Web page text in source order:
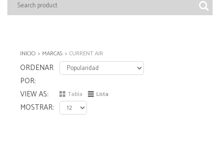
INICIO MARCAS CURRENT AIR
ORDENAR
POR
VIEW AS
Tabla Lista
MOSTRAR